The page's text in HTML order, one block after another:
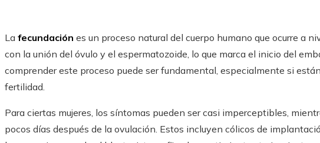
La fecundación es un proceso natural del cuerpo humano que ocurre a
con la unión del óvulo y el espermatozoide, lo que marca el inicio del
comprender este proceso puede ser fundamental, especialmente si
fertilidad.
Para ciertas mujeres, los síntomas pueden ser casi imperceptibles,
pocos días después de la ovulación. Estos incluyen cólicos de